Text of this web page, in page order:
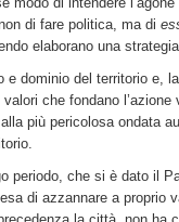
di fare politica, ma di
elaborano una
e dominio del territorio e,
che fondano
più pericolosa ondata
periodo, che si è dato il
di azzannare a